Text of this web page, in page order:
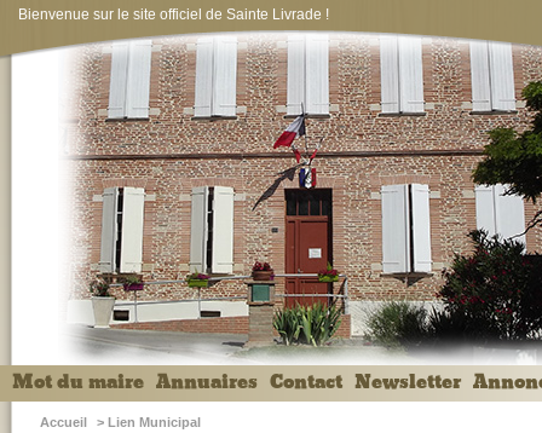
Bienvenue sur le site officiel de Sainte Livrade !
Mot du maire Annuaires Contact Newsletter
Accueil > Lien Municipal